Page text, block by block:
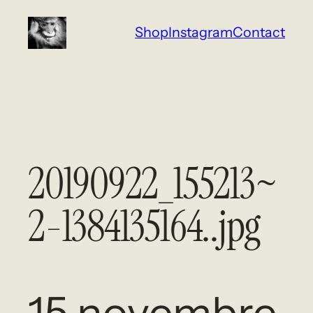
Aller
contenu
ShopInstagramContact
20190922_155213~
2-1384135164..jpg